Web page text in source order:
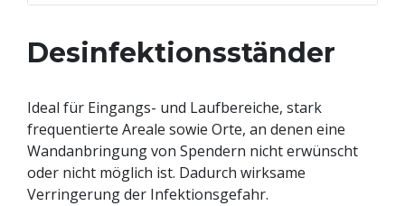
Desinfektionsständer
Ideal für Eingangs- und Laufbereiche, stark
frequentierte Areale sowie Orte, an denen eine
Wandanbringung von Spendern nicht erwünscht
oder nicht möglich ist. Dadurch wirksame
Verringerung der Infektionsgefahr.